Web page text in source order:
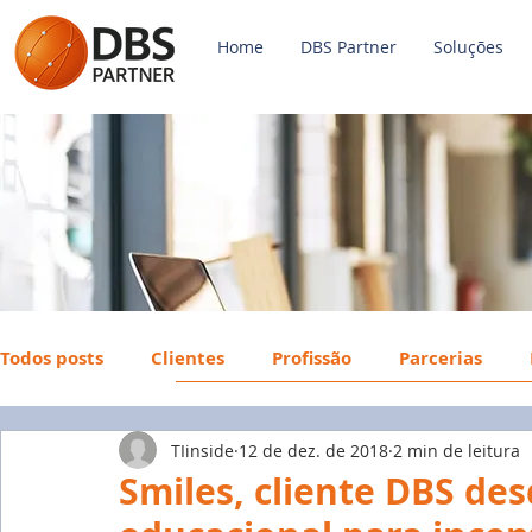
Home DBS Partner Soluções
Todos posts Clientes Profissão Parcerias
FGTS Mercado de Trabalho
Smiles, cliente DBS
TIinside 12 de dez. de 2018 2 min de leitura